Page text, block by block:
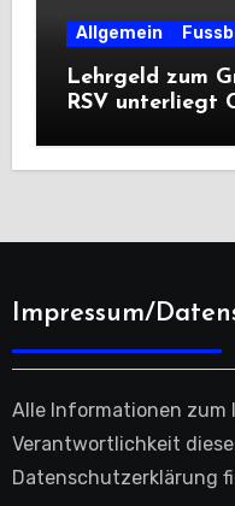
Allgemein
Lehrgeld zum
RSV unterliegt
Impressum/
Alle Informationen zum
Verantwortlichkeit
Datenschutzerklärung